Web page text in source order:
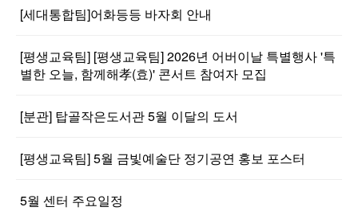
[세대통합팀]어화등등 바자회 안내
[평생교육팀] [평생교육팀] 2026년 어버이날 특별행사 '특
별한 오늘, 함께해孝(효)' 콘서트 참여자 모집
[분관] 탑골작은도서관 5월 이달의 도서
[평생교육팀] 5월 금빛예술단 정기공연 홍보 포스터
5월 센터 주요일정